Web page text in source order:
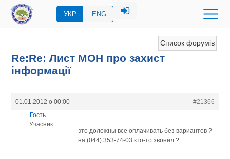
УКР ENG
Список форумів
Re:Re: Лист МОН про захист
інформації
01.01.2012 о 00:00
#21366
Гость
Учасник
это доложны все оплачивать без вариантов ?
на (044) 353-74-03 кто-то звонил ?